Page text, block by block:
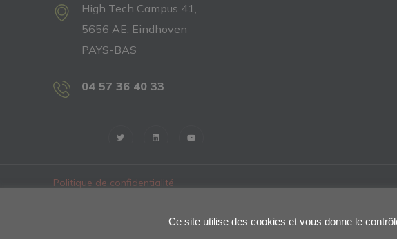
High Tech Campus 41,
5656 AE, Eindhoven
PAYS-BAS
04 57 36 40 33
Politique de confidentialité
Ce site utilise des cookies et vous donne le